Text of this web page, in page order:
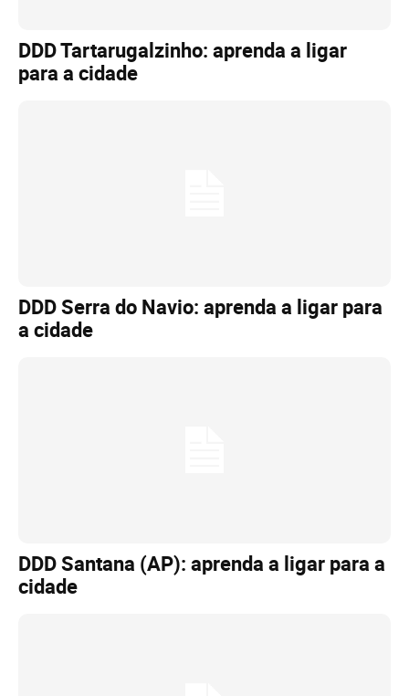
DDD Tartarugalzinho: aprenda a ligar
para a cidade
DDD Serra do Navio: aprenda a ligar para
a cidade
DDD Santana (AP): aprenda a ligar para a
cidade